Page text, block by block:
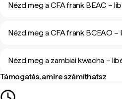
Nézd meg a CFA frank BEAC –
Nézd meg a CFA frank BCEAO
Nézd meg a zambiai kwacha –
Támogatás, amire számíthatsz